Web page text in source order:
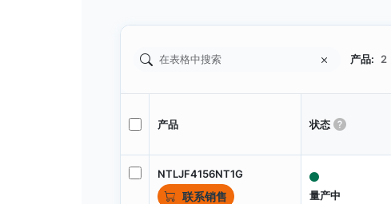
产品: 2
产品 状态
NTLJF4156NT1G
联系销售 量产中